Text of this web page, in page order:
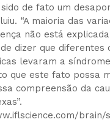
de fato um
“A maioria das
não está
dizer que diferentes
levaram a
que este fato possa
compreensão da
brain/